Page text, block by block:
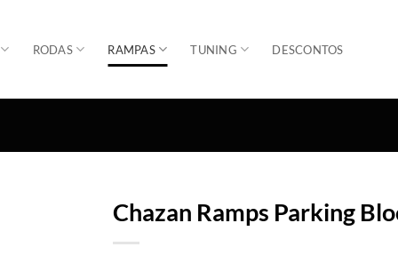
RODAS RAMPAS TUNING DESCONTOS
Chazan Ramps Parking